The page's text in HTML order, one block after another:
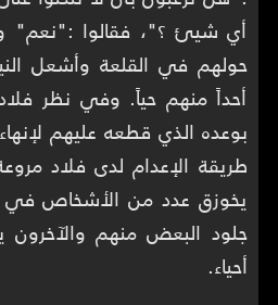
أي شيئ ؟"، فقالوا :"نعم"
حولهم في القلعة وأشعل
أحداً منهم حياً. وفي نظر
بوعده الذي قطعه عليهم
طريقة الإعدام لدى فلاد
يخوزق عدد من الأشخاص في
جلود البعض منهم والآخرون
أحياء.